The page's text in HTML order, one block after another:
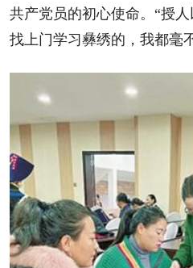
共产党员的初心使命。“授
找上门学习彝绣的，我都毫